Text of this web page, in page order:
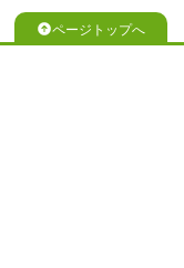
ページトップへ